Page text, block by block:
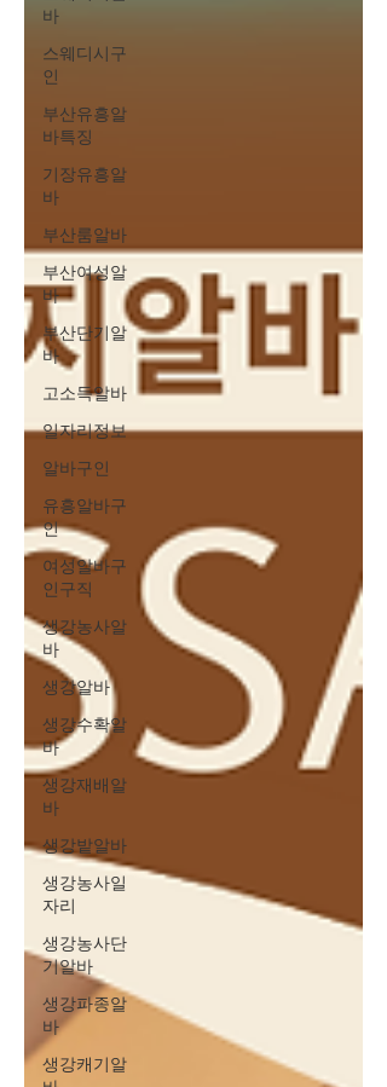
바
스웨디시구
인
부산유흥알
바특징
기장유흥알
바
부산룸알바
부산여성알
바
부산단기알
바
고소득알바
일자리정보
알바구인
유흥알바구
인
여성알바구
인구직
생강농사알
바
생강알바
생강수확알
바
생강재배알
바
생강밭알바
생강농사일
자리
생강농사단
기알바
생강파종알
바
생강캐기알